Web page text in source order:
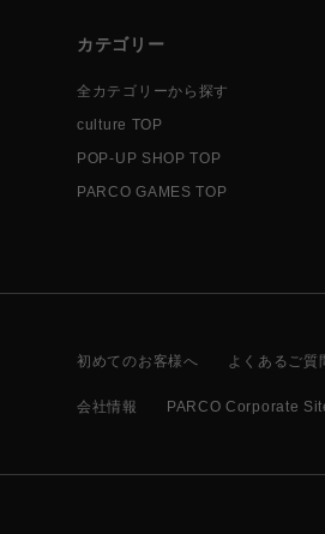
カテゴリー
全カテゴリーから探す
culture TOP
POP-UP SHOP TOP
PARCO GAMES TOP
初めてのお客様へ よくあるご質
会社情報 PARCO Corporate